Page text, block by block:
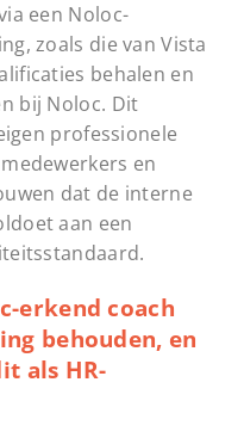
een Noloc-
zoals die van Vista
behalen en
bij Noloc. Dit
professionele
en
dat de interne
aan een
erkend coach
behouden, en
als HR-